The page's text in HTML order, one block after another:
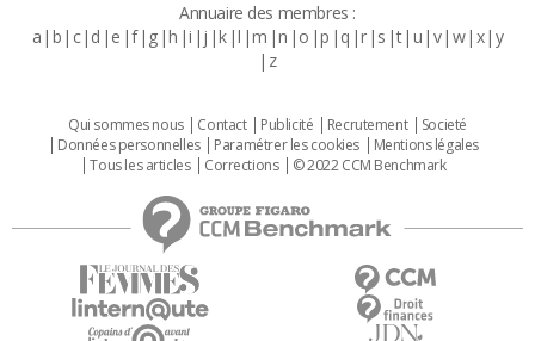
Annuaire des membres :
a b c d e f g h i j k l m n o p q r s t u v w x y
z
Qui sommes nous Contact Publicité Recrutement
Societé
Données personnelles
Paramétrer les cookies
Mentions légales
Tous les articles
Corrections © 2022 CCM Benchmark